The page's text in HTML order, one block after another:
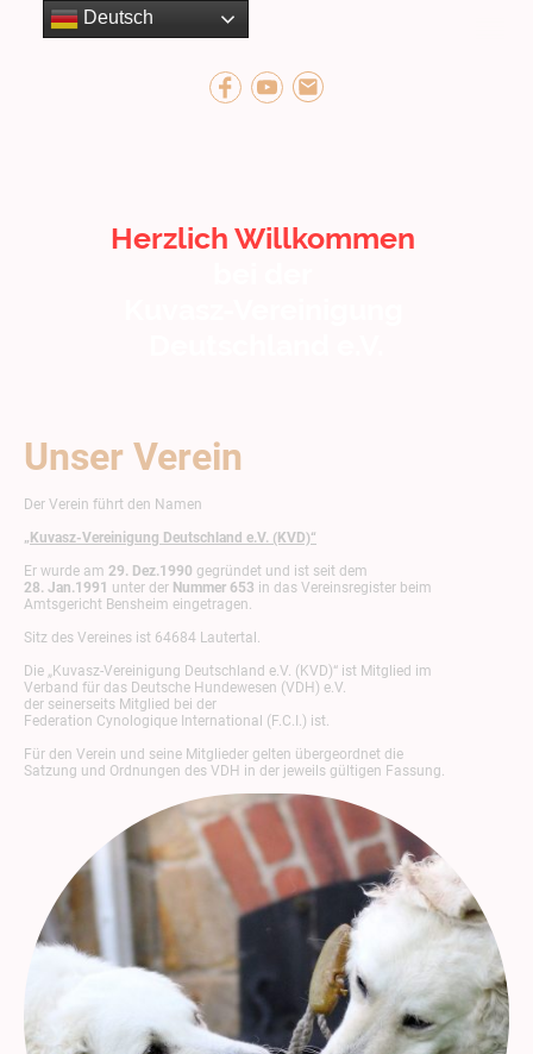
Herzlich Willkommen
Unser Verein
Der Verein führt den Namen
„Kuvasz-Vereinigung Deutschland e.V. (KVD)“
Er wurde am 29. Dez.1990 gegründet und ist seit dem
28. Jan.1991 unter der Nummer 653 in das Vereinsregister beim
Amtsgericht Bensheim eingetragen.
Sitz des Vereines ist 64684 Lautertal.
Die „Kuvasz-Vereinigung Deutschland e.V. (KVD)“ ist Mitglied im
Verband für das Deutsche Hundewesen (VDH) e.V.
der seinerseits Mitglied bei der
Federation Cynologique International (F.C.I.) ist.
Für den Verein und seine Mitglieder gelten übergeordnet die
Satzung und Ordnungen des VDH in der jeweils gültigen Fassung.
Deutsch